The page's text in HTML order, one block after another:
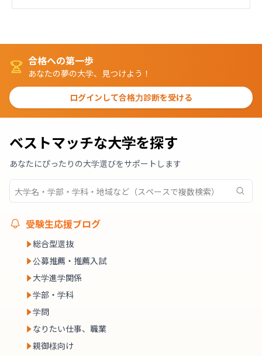
合格への第一歩
あなたの夢の大学、見つけよう！
ログインして合格力診断を受ける
ベストマッチな大学を探す
あなたにぴったりの大学選びをサポートします
受験生応援ブログ
総合型選抜
公募推薦・推薦入試
大学進学関係
学部・学科
学問
なりたい仕事、職業
親御様向け